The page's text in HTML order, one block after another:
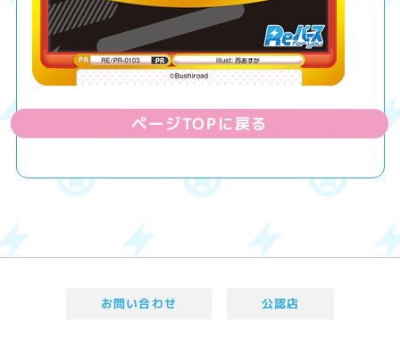
ページTOPに戻る
お問い合わせ 公認店